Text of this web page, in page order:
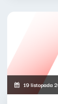
19 listopada